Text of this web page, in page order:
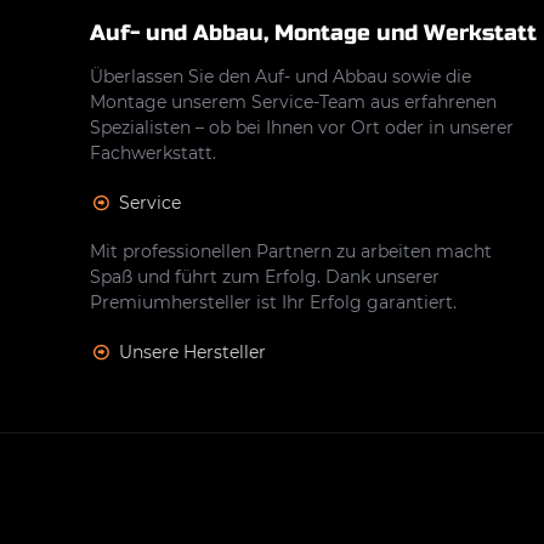
Auf- und Abbau, Montage und Werkstatt
Überlassen Sie den Auf- und Abbau sowie die
Montage unserem Service-Team aus erfahrenen
Spezialisten – ob bei Ihnen vor Ort oder in unserer
Fachwerkstatt.
Service
Mit professionellen Partnern zu arbeiten macht
Spaß und führt zum Erfolg. Dank unserer
Premiumhersteller ist Ihr Erfolg garantiert.
Unsere Hersteller